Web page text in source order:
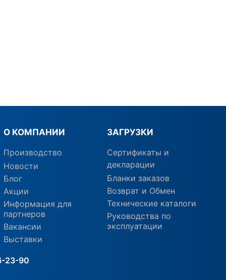
О КОМПАНИИ
Производство
Новости
Блог
Акции
Информация для
партнеров
Вакансии
Выставки
ЗАГРУЗКИ
Сертификаты и
декларации
Бланки заказов
Возврат и Обмен
Технические каталоги
Руководства по
эксплуатации
23-90